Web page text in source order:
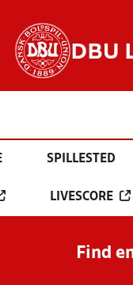
DBU
SPILLESTED
LIVESCORE
Find